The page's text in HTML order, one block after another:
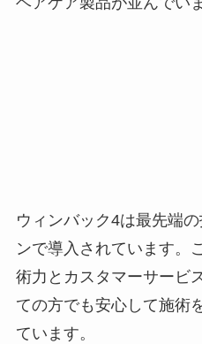
ウィンバック4は最先端
ンで導入されています。
術力とカスタマーサービ
ての方でも安心して施術
ています。